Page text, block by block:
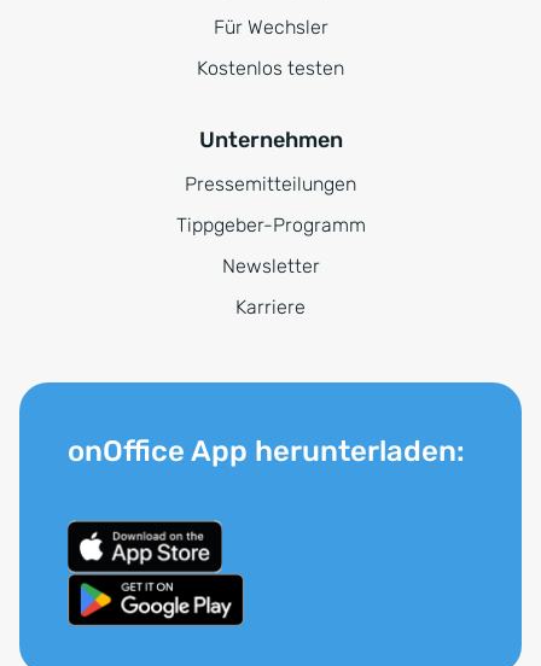
Für Wechsler
Kostenlos testen
Unternehmen
Pressemitteilungen
Tippgeber-Programm
Newsletter
Karriere
onOffice App herunterladen: